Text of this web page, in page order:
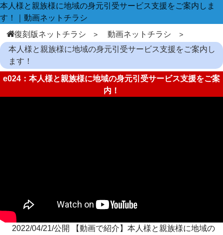
本人様と親族様に地域の身元引受サービス支援をご案内しま
す！｜動画ネットチラシ
復刻版ネットチラシ
動画ネットチラシ
本人様と親族様に地域の身元引受サービス支援をご案内し
ます！
e024：本人様と親族様に地域の身元引受サービス支援をご案
内！
2022/04/21/公開 【動画で紹介】本人様と親族様に地域の